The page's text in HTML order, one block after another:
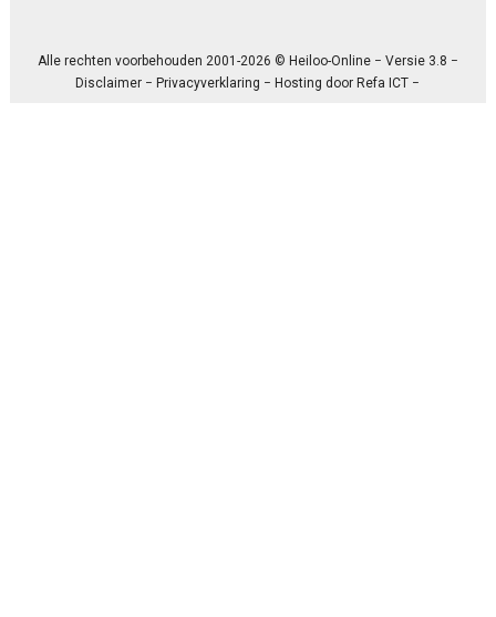
Alle rechten voorbehouden 2001-2026 © Heiloo-Online − Versie 3.8 −
Disclaimer −Privacyverklaring − Hosting doorRefa ICT −